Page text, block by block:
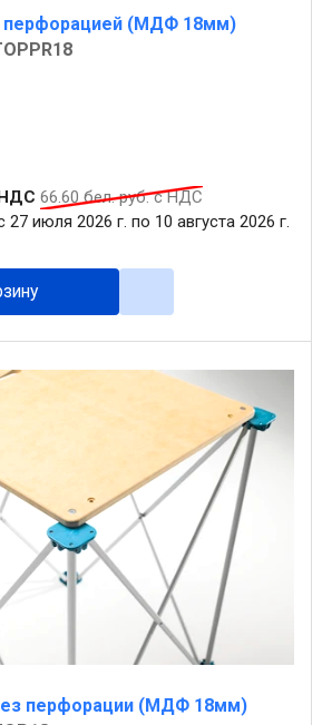
перфорацией (МДФ 18мм)
66.60бел. руб. с НДС
июля 2026 г. по 10 августа 2026 г.
перфорации (МДФ 18мм)